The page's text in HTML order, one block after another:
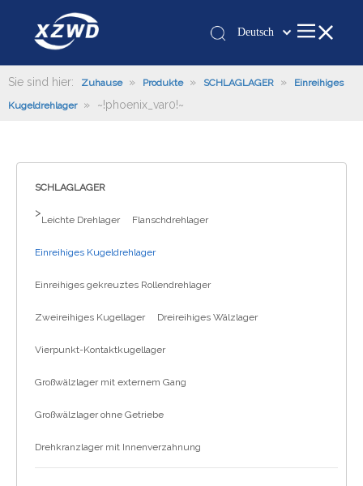
Deutsch
românesc
العربية
Sie sind hier: Zuhause » Produkte » SCHLAGLAGER »
Einreihiges
Kugeldrehlager
» ~!phoenix_var0!~
SCHLAGLAGER
>
Leichte Drehlager Flanschdrehlager
Einreihiges Kugeldrehlager
Einreihiges gekreuztes Rollendrehlager
Zweireihiges Kugellager Dreireihiges Wälzlager
Vierpunkt-Kontaktkugellager
Großwälzlager mit externem Gang
Großwälzlager ohne Getriebe
Drehkranzlager mit Innenverzahnung